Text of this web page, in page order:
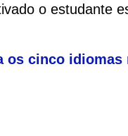
o estudante
os cinco